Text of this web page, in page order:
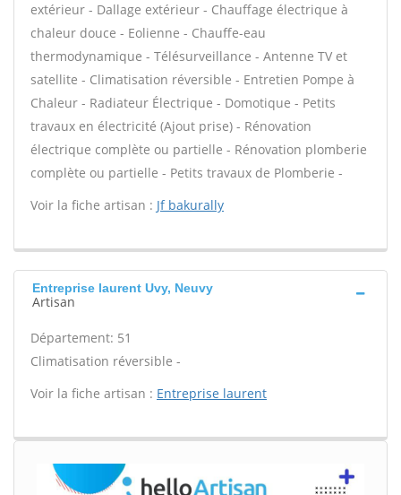
extérieur - Dallage extérieur - Chauffage électrique à
chaleur douce - Eolienne - Chauffe-eau
thermodynamique - Télésurveillance - Antenne TV et
satellite - Climatisation réversible - Entretien Pompe à
Chaleur - Radiateur Électrique - Domotique - Petits
travaux en électricité (Ajout prise) - Rénovation
électrique complète ou partielle - Rénovation plomberie
complète ou partielle - Petits travaux de Plomberie -
Voir la fiche artisan : Jf bakurally
Entreprise laurent Uvy, Neuvy
Artisan
Département: 51
Climatisation réversible -
Voir la fiche artisan : Entreprise laurent